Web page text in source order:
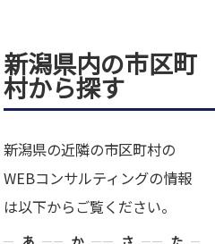
新潟県内の市区町
村から探す
新潟県の近隣の市区町村の
WEBコンサルティングの情報
は以下からご覧ください。